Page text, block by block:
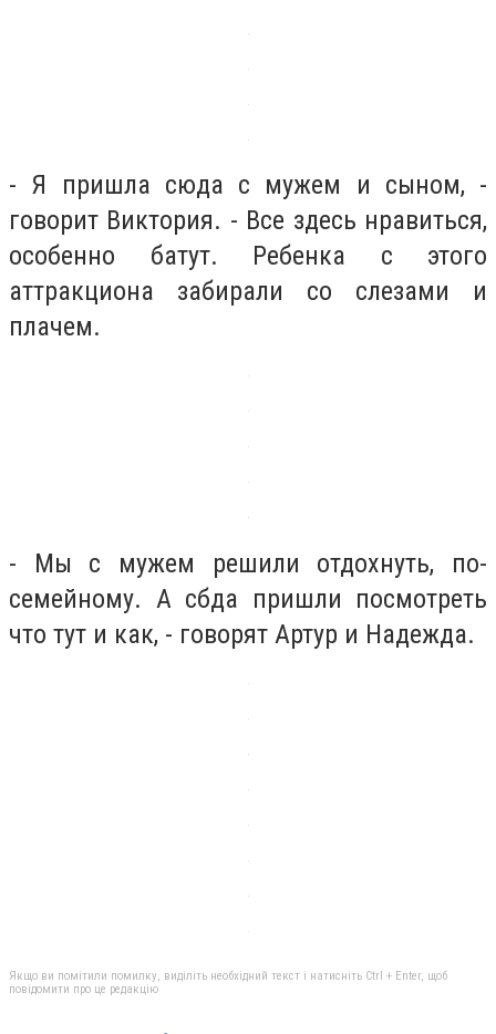
- Я пришла сюда с мужем и сыном, -
говорит Виктория. - Все здесь нравиться,
особенно батут. Ребенка с этого
аттракциона забирали со слезами и
плачем.
- Мы с мужем решили отдохнуть, по-
семейному. А сбда пришли посмотреть
что тут и как, - говорят Артур и Надежда.
Якщо ви помітили помилку, виділіть необхідний текст і натисніть Ctrl + Enter, щоб
повідомити про це редакцію